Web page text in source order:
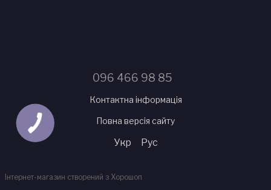
096 466 98 85
Контактна інформація
Повна версія сайту
Укр Рус
Інтернет-магазин створений з Хорошоп